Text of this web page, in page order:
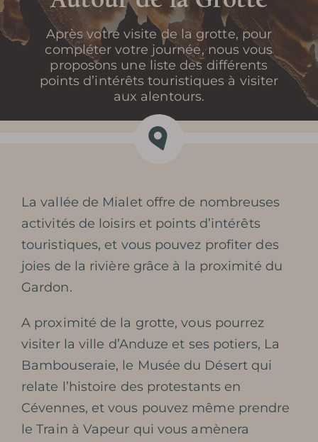
Après votre visite de la grotte, pour
compléter votre journée, nous vous
proposons une liste des différents
points d’intérêts touristiques à visiter
aux alentours.
La vallée de Mialet offre de nombreuses
activités de loisirs et points d’intérêts
touristiques, et vous pouvez profiter des
joies de la rivière grâce à la proximité du
Gardon.
A proximité de la grotte, vous pourrez
visiter la ville d’Anduze et ses potiers, La
Bambouseraie, le Musée du Désert qui
relate l’histoire des protestants en
Cévennes, et vous pouvez même prendre
le Train à Vapeur qui vous amènera